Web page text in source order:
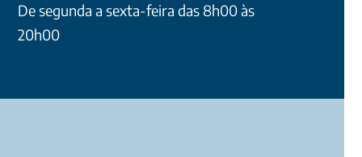
De segunda a sexta-feira das 8h00 às
20h00